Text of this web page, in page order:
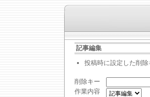
記事編集
投稿時に設定した削
削除キー
作業内容